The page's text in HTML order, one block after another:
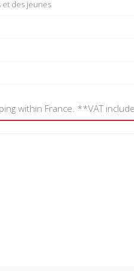
et des jeunes
within France. **VAT